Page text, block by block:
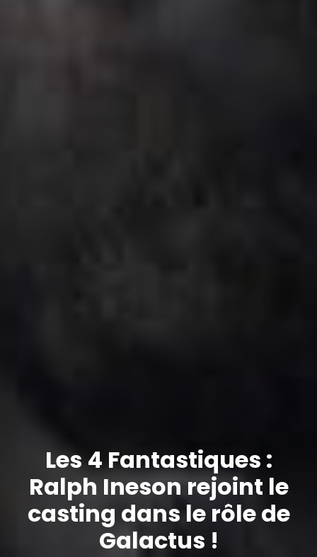
Les 4 Fantastiques :
Ralph Ineson rejoint le
casting dans le rôle de
Galactus !